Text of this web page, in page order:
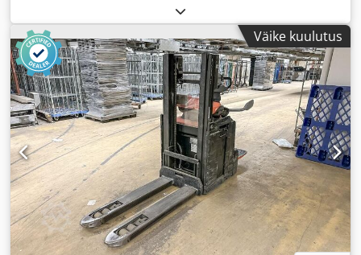
Väike kuulutus